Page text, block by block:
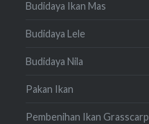
Budidaya Ikan Mas
Budidaya Lele
Budidaya Nila
Pakan Ikan
Pembenihan Ikan Grasscarp